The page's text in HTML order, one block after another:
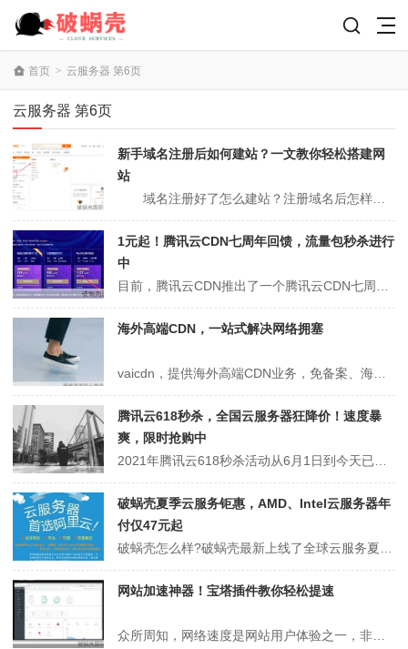
首页 > 云服务器 第6页
云服务器 第6页
新手域名注册后如何建站？一文教你轻松搭建网
站
1元起！腾讯云CDN七周年回馈，流量包秒杀进行
中
海外高端CDN，一站式解决网络拥塞
腾讯云618秒杀，全国云服务器狂降价！速度暴
爽，限时抢购中
破蜗壳夏季云服务钜惠，AMD、Intel云服务器年
付仅47元起
网站加速神器！宝塔插件教你轻松提速